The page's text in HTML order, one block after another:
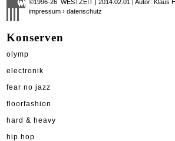
©1996-26 WESTZEIT | 2014.02.01 | Autor: Klaus
impressum › datenschutz
Konserven
olymp
electronik
fear no jazz
floorfashion
hard & heavy
hip hop